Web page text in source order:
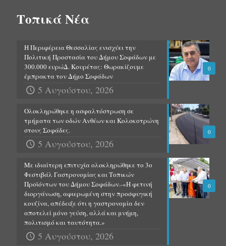
Τοπικά Νέα
0
Η Περιφέρεια Θεσσαλίας ενισχύει την
Πολιτική Προστασία του Δήμου Σοφάδων με
300.000 ευρώΔ. Κουρέτας: Θωρακίζουμε
έμπρακτα τον Δήμο Σοφάδων
5 Αυγούστου, 2026
0
Ολοκληρώθηκε η ασφαλτόστρωση σε
τμήματα των οδών Ανθέων και Κολοκοτρώνη
στους Σοφάδες.
5 Αυγούστου, 2026
0
Με ιδιαίτερη επιτυχία ολοκληρώθηκε το 3ο
Φεστιβάλ Γαστρονομίας και Τοπικών
Προϊόντων του Δήμου Σοφάδων.-«Η φετινή
διοργάνωση, αφιερωμένη στην προσφυγική
κουζίνα, απέδειξε ότι η γαστρονομία δεν
αποτελεί μόνο γεύση, αλλά και μνήμη,
πολιτισμό και ταυτότητα.»
5 Αυγούστου, 2026